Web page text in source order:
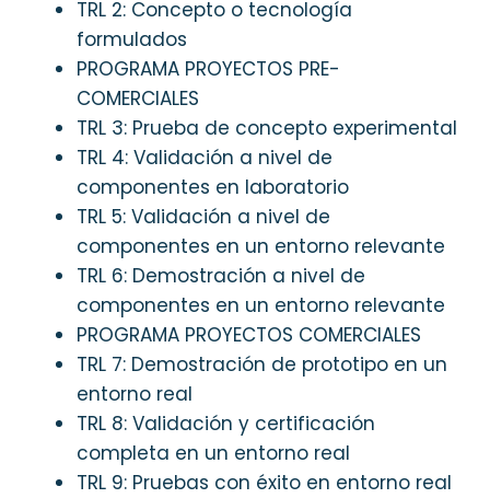
TRL 2: Concepto o tecnología
formulados
PROGRAMA PROYECTOS PRE-
COMERCIALES
TRL 3: Prueba de concepto experimental
TRL 4: Validación a nivel de
componentes en laboratorio
TRL 5: Validación a nivel de
componentes en un entorno relevante
TRL 6: Demostración a nivel de
componentes en un entorno relevante
PROGRAMA PROYECTOS COMERCIALES
TRL 7: Demostración de prototipo en un
entorno real
TRL 8: Validación y certificación
completa en un entorno real
TRL 9: Pruebas con éxito en entorno real